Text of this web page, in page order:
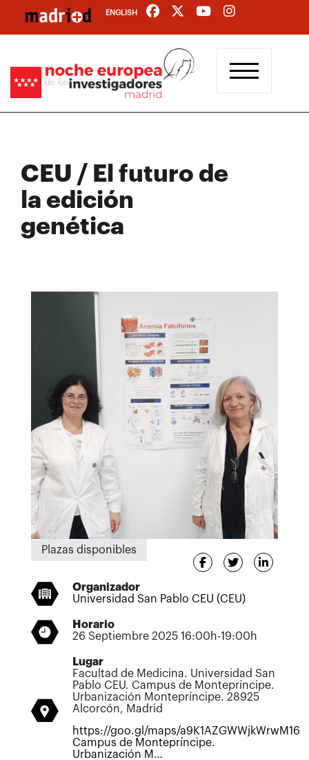
contenido
ENGLISH
CEU / El futuro de
la edición
genética
Plazas disponibles
Organizador
Universidad San Pablo CEU (CEU)
Horario
26 Septiembre 2025 16:00h-19:00h
Lugar
Facultad de Medicina. Universidad San
Pablo CEU. Campus de Montepríncipe.
Urbanización Montepríncipe. 28925
Alcorcón, Madrid
https://goo.gl/maps/a9K1AZGWWjkWrwM16
Campus de Montepríncipe.
Urbanización M…